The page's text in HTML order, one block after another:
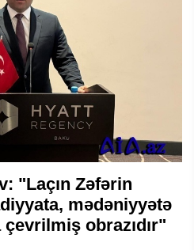
"Laçın Zəfərin
mədəniyyətə
obrazıdır"